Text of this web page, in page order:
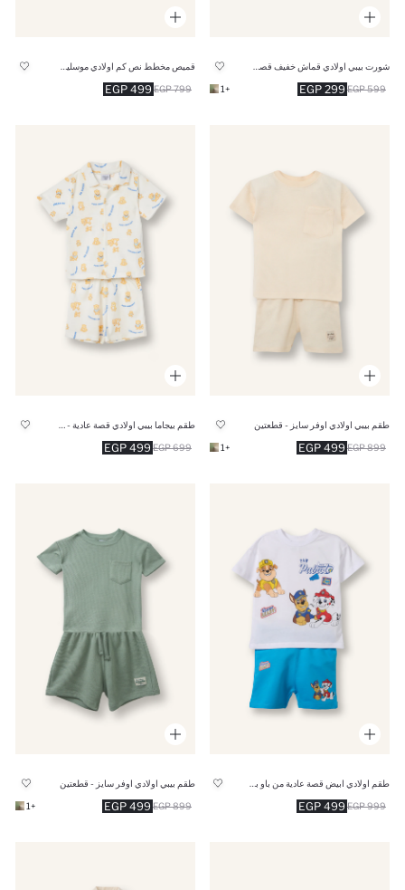
شورت بيبي اولادي قماش خفيف قصة عادية
299 EGP 599 EGP
+1
قميص مخطط نص كم اولادي موسلين قصة عادية
499 EGP 799 EGP
طقم بيبي اولادي اوفر سايز - قطعتين
499 EGP 899 EGP
+1
499 EGP 699 EGP
499 EGP 999 EGP
طقم بيبي اولادي اوفر سايز - قطعتين
499 EGP 899 EGP
+1